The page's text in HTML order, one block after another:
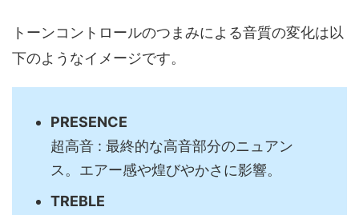
トーンコントロールのつまみによる音質の変化は以
下のようなイメージです。
PRESENCE
超高音 : 最終的な高音部分のニュアン
ス。エアー感や煌びやかさに影響。
TREBLE